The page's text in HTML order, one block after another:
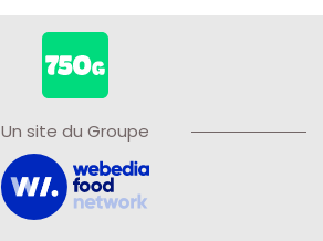
Un site du Groupe